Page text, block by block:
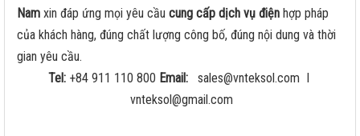
Nam xin đáp ứng mọi yêu cầu cung cấp dịch vụ điện hợp pháp
của khách hàng, đúng chất lượng công bố, đúng nội dung và thời
gian yêu cầu.
Tel:+84 911 110 800 Email: sales@vnteksol.com I
vnteksol@gmail.com